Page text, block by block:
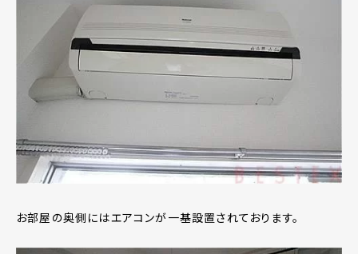
お部屋の奥側にはエアコンが一基設置されております。